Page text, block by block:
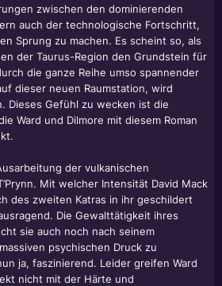
zwischen den dominierenden
auch der technologische Fortschritt,
Sprung zu machen. Es scheint so, als
der Taurus-Region den Grundstein für
die ganze Reihe umso spannender
dieser neuen Raumstation, wird
Dieses Gefühl zu wecken ist die
Ward und Dilmore mit diesem Roman
der vulkanischen
Mit welcher Intensität David Mack
des zweiten Katras in ihr geschildert
Die Gewalttätigkeit ihres
sie auch noch nach seinem
psychischen Druck zu
ja, faszinierend. Leider greifen Ward
nicht mit der Härte und